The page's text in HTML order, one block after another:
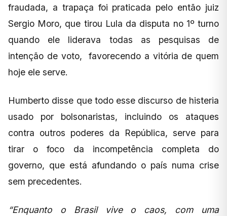
fraudada, a trapaça foi praticada pelo então juiz
Sergio Moro, que tirou Lula da disputa no 1º turno
quando ele liderava todas as pesquisas de
intenção de voto, favorecendo a vitória de quem
hoje ele serve.
Humberto disse que todo esse discurso de histeria
usado por bolsonaristas, incluindo os ataques
contra outros poderes da República, serve para
tirar o foco da incompetência completa do
governo, que está afundando o país numa crise
sem precedentes.
“Enquanto o Brasil vive o caos, com uma